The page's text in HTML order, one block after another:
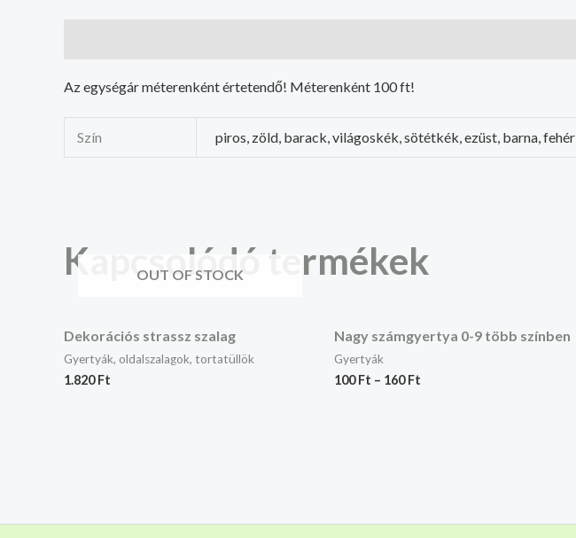
Az egységár méterenként értetendő! Méterenként 100 ft!
Szín piros, zöld, barack, világoskék, sötétkék, ezüst, barna, fehér
Kapcsolódó termékek
OUT OF STOCK
Dekorációs strassz szalag
Gyertyák, oldalszalagok, tortatüllök
1.820 Ft
Nagy számgyertya 0-9 több színben
Gyertyák
100 Ft – 160 Ft